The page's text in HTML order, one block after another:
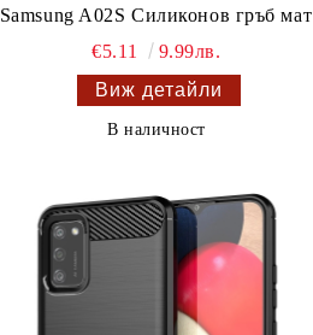
Samsung A02S Силиконов гръб мат
€5.11
9.99лв.
Виж детайли
В наличност